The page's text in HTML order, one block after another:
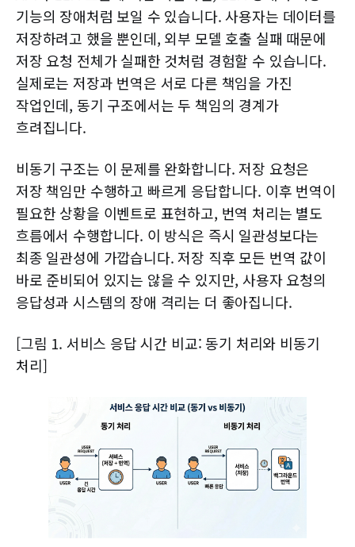
기능의 장애처럼 보일 수 있습니다. 사용자는 데이터를
저장하려고 했을 뿐인데, 외부 모델 호출 실패 때문에
저장 요청 전체가 실패한 것처럼 경험할 수 있습니다.
실제로는 저장과 번역은 서로 다른 책임을 가진
작업인데, 동기 구조에서는 두 책임의 경계가
흐려집니다.
비동기 구조는 이 문제를 완화합니다. 저장 요청은
저장 책임만 수행하고 빠르게 응답합니다. 이후 번역이
필요한 상황을 이벤트로 표현하고, 번역 처리는 별도
흐름에서 수행합니다. 이 방식은 즉시 일관성보다는
최종 일관성에 가깝습니다. 저장 직후 모든 번역 값이
바로 준비되어 있지는 않을 수 있지만, 사용자 요청의
응답성과 시스템의 장애 격리는 더 좋아집니다.
[그림 1. 서비스 응답 시간 비교: 동기 처리와 비동기
처리]